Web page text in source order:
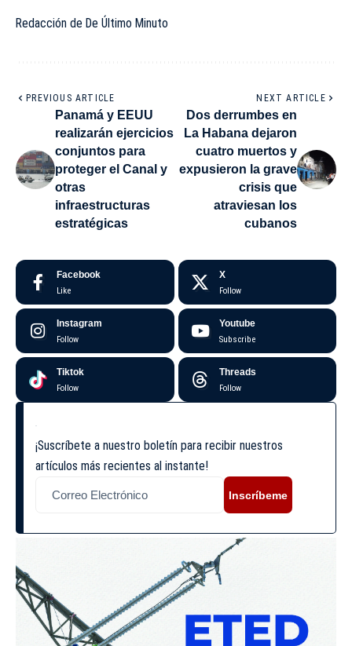
Redacción de De Último Minuto
PREVIOUS ARTICLE
Panamá y EEUU
realizarán ejercicios
conjuntos para
proteger el Canal y
otras
infraestructuras
estratégicas
NEXT ARTICLE
Dos derrumbes en
La Habana dejaron
cuatro muertos y
expusieron la grave
crisis que
atraviesan los
cubanos
Facebook
Like
X
Follow
Instagram
Follow
Youtube
Subscribe
Tiktok
Follow
Threads
Follow
¡Suscríbete a nuestro boletín para recibir nuestros
artículos más recientes al instante!
Inscríbeme